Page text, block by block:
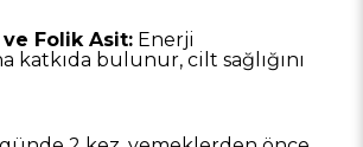
Folik Asit: Enerji
katkıda bulunur, cilt sağlığını